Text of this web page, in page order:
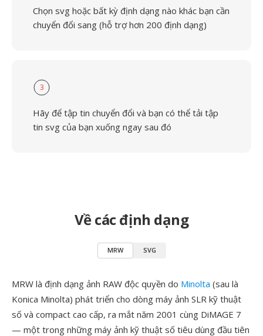
Chọn svg hoặc bất kỳ định dạng nào khác bạn cần
chuyển đổi sang (hỗ trợ hơn 200 định dạng)
3
Hãy để tập tin chuyển đổi và bạn có thể tải tập
tin svg của bạn xuống ngay sau đó
Về các định dạng
MRW SVG
MRW là định dạng ảnh RAW độc quyền do Minolta (sau là
Konica Minolta) phát triển cho dòng máy ảnh SLR kỹ thuật
số và compact cao cấp, ra mắt năm 2001 cùng DiMAGE 7
— một trong những máy ảnh kỹ thuật số tiêu dùng đầu tiên